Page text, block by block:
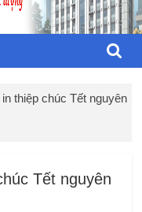
thiệp chúc Tết nguyên
Tết nguyên